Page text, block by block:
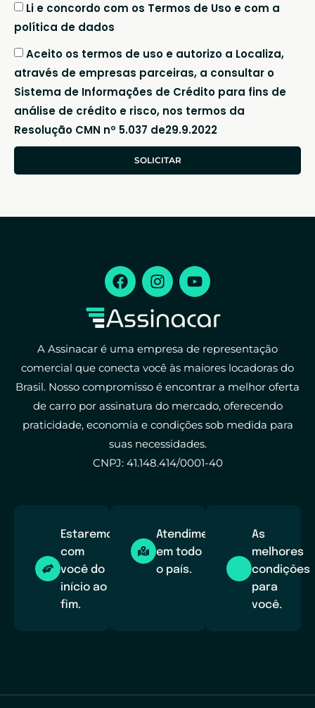
Li e concordo com os Termos de Uso e com a
política de dados
Aceito os termos de uso e autorizo a Localiza,
através de empresas parceiras, a consultar o
Sistema de Informações de Crédito para fins de
análise de crédito e risco, nos termos da
Resolução CMN nº 5.037 de29.9.2022
SOLICITAR
A Assinacar é uma empresa de representação
comercial que conecta você às maiores locadoras do
Brasil. Nosso compromisso é encontrar a melhor oferta
de carro por assinatura do mercado, oferecendo
praticidade, economia e condições sob medida para
suas necessidades.
CNPJ: 41.148.414/0001-40
Estaremos
com
você do
início ao
fim.
Atendimento
em todo
o país.
As
melhores
condições
para
você.